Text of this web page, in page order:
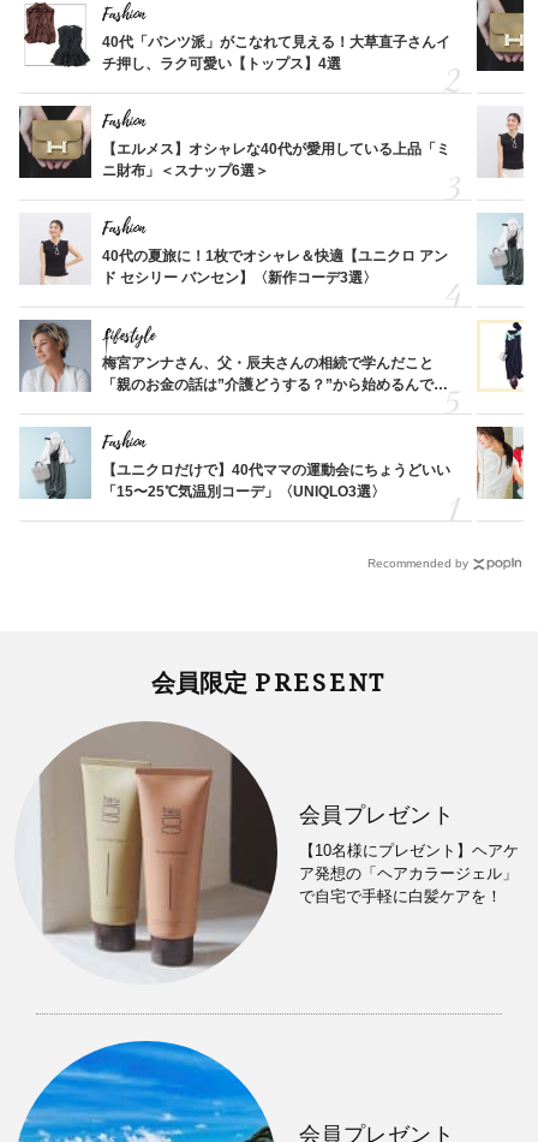
Fashion
40代「パンツ派」がこなれて見える！大草直子さんイ
チ押し、ラク可愛い【トップス】4選
Fashion
【エルメス】オシャレな40代が愛用している上品「ミ
ニ財布」＜スナップ6選＞
Fashion
40代の夏旅に！1枚でオシャレ＆快適【ユニクロ アン
ド セシリー バンセン】〈新作コーデ3選〉
Lifestyle
梅宮アンナさん、父・辰夫さんの相続で学んだこと
「親のお金の話は”介護どうする？”から始めるんで
Fashion
【ユニクロだけで】40代ママの運動会にちょうどいい
「15〜25℃気温別コーデ」〈UNIQLO3選〉
Recommended by
会員限定 PRESENT
会員プレゼント
【10名様にプレゼント】ヘアケ
ア発想の「ヘアカラージェル」
で自宅で手軽に白髪ケアを！
会員プレゼント